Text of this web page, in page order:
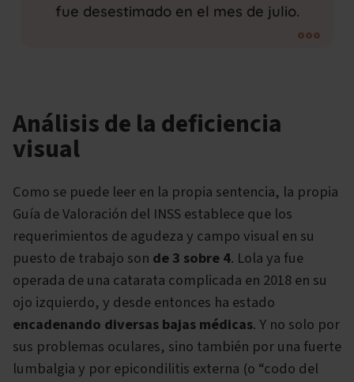
fue desestimado en el mes de julio.
Análisis de la deficiencia
visual
Como se puede leer en la propia sentencia, la propia
Guía de Valoración del INSS establece que los
requerimientos de agudeza y campo visual en su
puesto de trabajo son de 3 sobre 4. Lola ya fue
operada de una catarata complicada en 2018 en su
ojo izquierdo, y desde entonces ha estado
encadenando diversas bajas médicas. Y no solo por
sus problemas oculares, sino también por una fuerte
lumbalgia y por epicondilitis externa (o “codo del